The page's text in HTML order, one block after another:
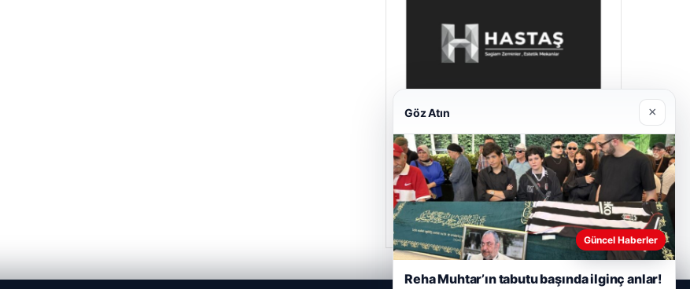
Hastaş Beton
Mayıs 26, 2026
Göz Atın ×
Güncel Haberler
Reha Muhtar’ın tabutu başında ilginç anlar!